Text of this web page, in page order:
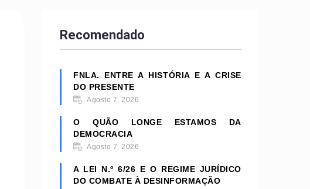
Recomendado
FNLA. ENTRE A HISTÓRIA E A CRISE
DO PRESENTE
Agosto 7, 2026
O QUÃO LONGE ESTAMOS DA
DEMOCRACIA
Agosto 7, 2026
A LEI N.º 6/26 E O REGIME JURÍDICO
DO COMBATE À DESINFORMAÇÃO